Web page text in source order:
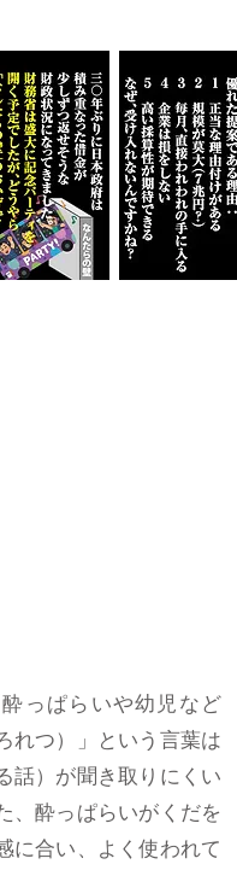
っぱらいや幼児など
つ）」という言葉は
話）が聞き取りにくい
、酔っぱらいがくだを
に合い、よく使われて